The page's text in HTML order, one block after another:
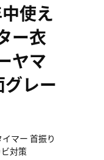
使え
ー衣
ヤマ
レー
マー 首振り
対策